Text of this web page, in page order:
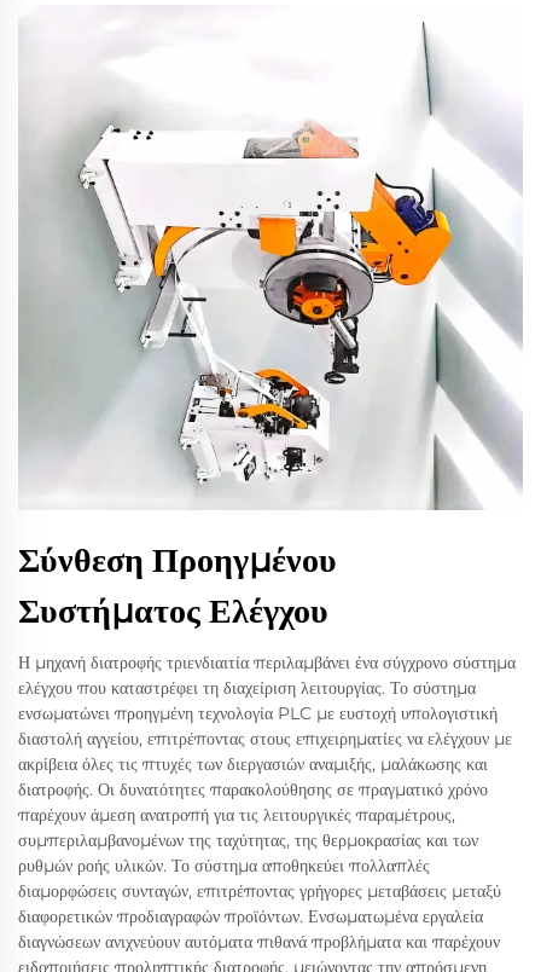
Σύνθεση Προηγμένου
Συστήματος Ελέγχου
Η μηχανή διατροφής τριενδιαιτία περιλαμβάνει ένα σύγχρονο σύστημα
ελέγχου που καταστρέφει τη διαχείριση λειτουργίας. Το σύστημα
ενσωματώνει προηγμένη τεχνολογία PLC με ευστοχή υπολογιστική
διαστολή αγγείου, επιτρέποντας στους επιχειρηματίες να ελέγχουν με
ακρίβεια όλες τις πτυχές των διεργασιών αναμιξής, μαλάκωσης και
διατροφής. Οι δυνατότητες παρακολούθησης σε πραγματικό χρόνο
παρέχουν άμεση ανατροπή για τις λειτουργικές παραμέτρους,
συμπεριλαμβανομένων της ταχύτητας, της θερμοκρασίας και των
ρυθμών ροής υλικών. Το σύστημα αποθηκεύει πολλαπλές
διαμορφώσεις συνταγών, επιτρέποντας γρήγορες μεταβάσεις μεταξύ
διαφορετικών προδιαγραφών προϊόντων. Ενσωματωμένα εργαλεία
διαγνώσεων ανιχνεύουν αυτόματα πιθανά προβλήματα και παρέχουν
ειδοποιήσεις προληπτικής διατροφής, μειώνοντας την απρόσμενη